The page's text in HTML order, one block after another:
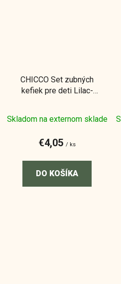
CHICCO Set zubných
kefiek pre deti Lilac-
Skladom na externom sklade
€4,05 / ks
DO KOŠÍKA